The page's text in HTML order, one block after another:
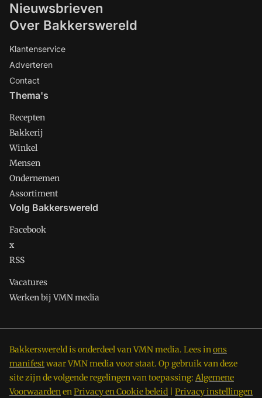
Nieuwsbrieven
Over Bakkerswereld
Klantenservice
Adverteren
Contact
Thema's
Recepten
Bakkerij
Winkel
Mensen
Ondernemen
Assortiment
Volg Bakkerswereld
Facebook
x
RSS
Vacatures
Werken bij VMN media
Bakkerswereld is onderdeel van VMN media. Lees inons
manifestwaar VMN media voor staat. Op gebruik van deze
site zijn de volgende regelingen van toepassing: Algemene
VoorwaardenenPrivacy en Cookie beleid Privacy instellingen